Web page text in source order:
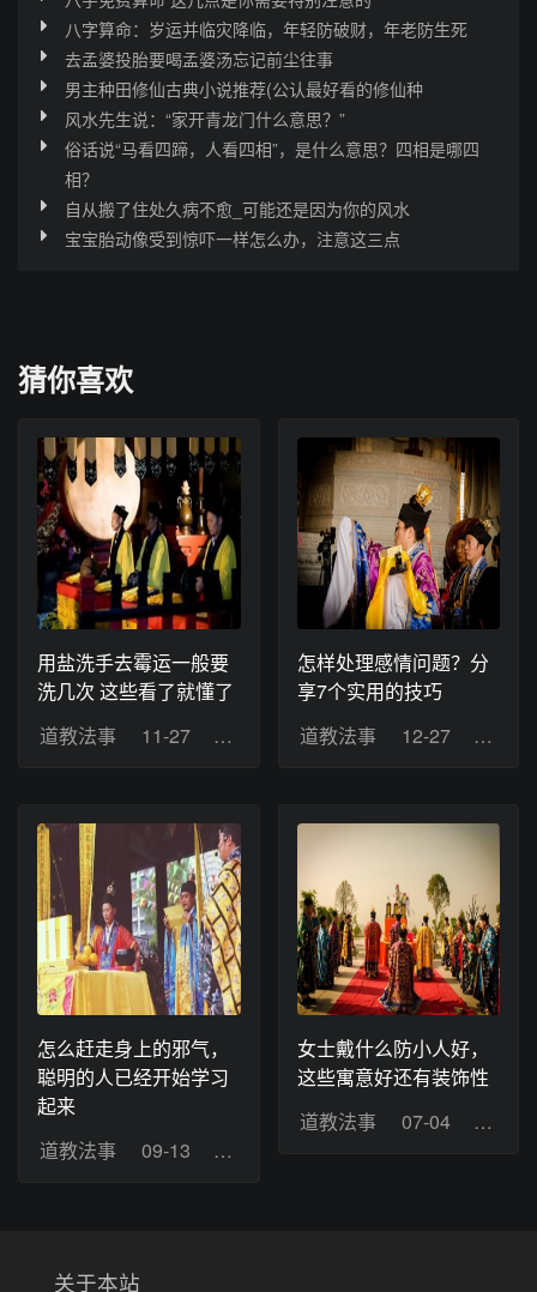
八字算命：岁运并临灾降临，年轻防破财，年老防生死
去孟婆投胎要喝孟婆汤忘记前尘往事
男主种田修仙古典小说推荐(公认最好看的修仙种
风水先生说：“家开青龙门什么意思？”
俗话说“马看四蹄，人看四相”，是什么意思？四相是哪四
相？
自从搬了住处久病不愈_可能还是因为你的风水
宝宝胎动像受到惊吓一样怎么办，注意这三点
猜你喜欢
用盐洗手去霉运一般要
洗几次 这些看了就懂了
道教法事
11-27 浏览：18
怎样处理感情问题？分
享7个实用的技巧
道教法事
12-27 浏览
怎么赶走身上的邪气，
聪明的人已经开始学习
起来
道教法事
09-13 浏览：21
女士戴什么防小人好，
这些寓意好还有装饰性
道教法事
07-04 浏览
关于本站